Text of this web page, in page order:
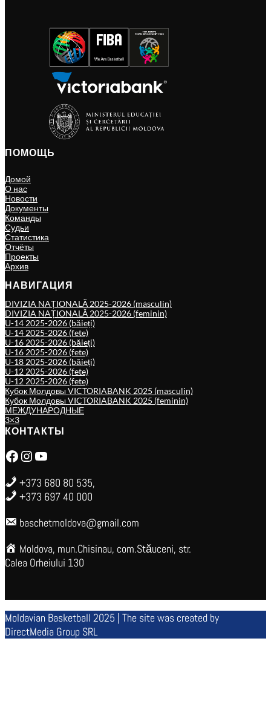
ПОМОЩЬ
Домой
О нас
Новости
Документы
Команды
Судьи
Статистика
Отчёты
Проекты
Архив
НАВИГАЦИЯ
DIVIZIA NAȚIONALĂ 2025-2026 (masculin)
DIVIZIA NAȚIONALĂ 2025-2026 (feminin)
U-14 2025-2026 (băieți)
U-14 2025-2026 (fete)
U-16 2025-2026 (băieți)
U-16 2025-2026 (fete)
U-18 2025-2026 (băieți)
U-12 2025-2026 (fete)
U-12 2025-2026 (fete)
Кубок Молдовы VICTORIABANK 2025 (masculin)
Кубок Молдовы VICTORIABANK 2025 (feminin)
МЕЖДУНАРОДНЫЕ
3×3
КОНТАКТЫ
Facebook Instagram YouTube
+373 680 80 535,
+373 697 40 000
baschetmoldova@gmail.com
Moldova, mun.Chisinau, com.Stăuceni, str.
Calea Orheiului 130
Moldavian Basketball 2025 | The site was created by
DirectMedia Group SRL